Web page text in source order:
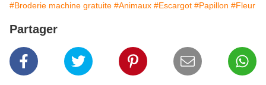
#Broderie machine gratuite #Animaux #Escargot #Papillon #Fleur
Partager